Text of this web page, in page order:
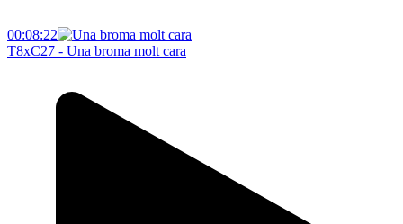
00:08:22
T8xC27 - Una broma molt cara